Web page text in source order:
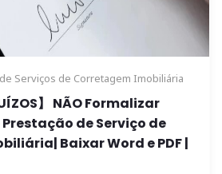
Serviços de Corretagem Imobiliária
】 NÃO Formalizar
Prestação de Serviço de
Baixar Word e PDF |